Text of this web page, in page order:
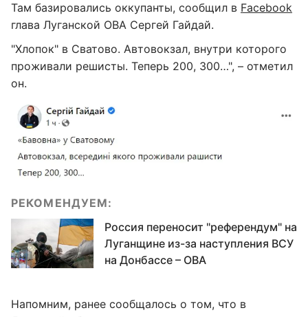
Там базировались оккупанты, сообщил в Facebook
глава Луганской ОВА Сергей Гайдай.
"Хлопок" в Сватово. Автовокзал, внутри которого
проживали решисты. Теперь 200, 300…", – отметил
он.
РЕКОМЕНДУЕМ:
Россия переносит "референдум" на
Луганщине из-за наступления ВСУ
на Донбассе – ОВА
Напомним, ранее сообщалось о том, что в